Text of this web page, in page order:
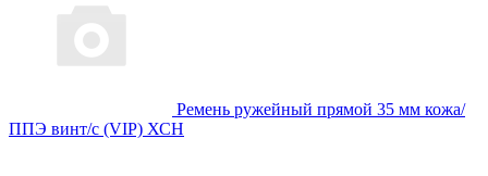
Ремень ружейный прямой 35 мм кожа/
ППЭ винт/с (VIP) ХСН